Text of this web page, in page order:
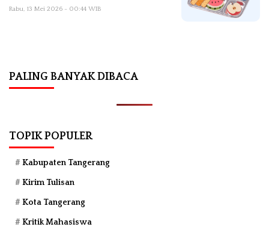
Rabu, 13 Mei 2026 - 00:44 WIB
PALING BANYAK DIBACA
TOPIK POPULER
Kabupaten Tangerang
Kirim Tulisan
Kota Tangerang
Kritik Mahasiswa